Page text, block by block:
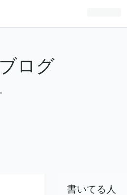
ログ
書いてる人